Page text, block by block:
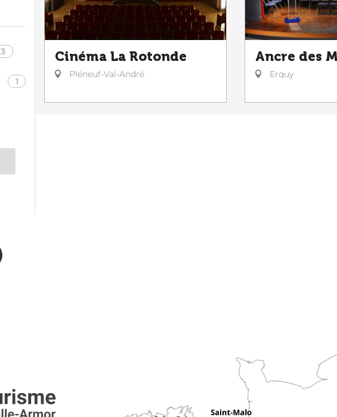
3
1
Cinéma La Rotonde
Pléneuf-Val-André
Ancre des
Erquy